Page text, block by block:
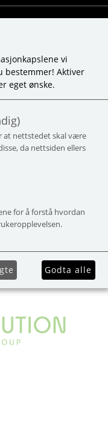
-
vi
bestemmer! Aktiver
eget ønske.
at nettstedet skal være
da nettsiden ellers
for å forstå hvordan
Godta alle